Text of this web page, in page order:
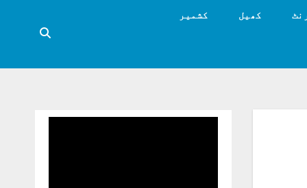
کھیل کشمیر